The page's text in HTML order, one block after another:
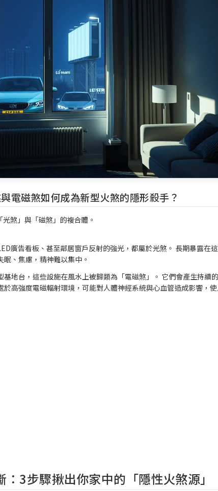
電磁煞如何成為新型火煞的隱形殺手？
煞」與「磁煞」的複合體。
廣告看板、甚至鄰居窗戶反射的強光，都屬於光煞。 長期暴露在
、焦慮，精神難以集中。
基地台，這些設施在風水上被歸類為「電磁煞」。 它們會產生持續
高強度電磁輻射環境，可能對人體神經系統與心血管造成影響，
：3步驟揪出你家中的「隱性火煞源」